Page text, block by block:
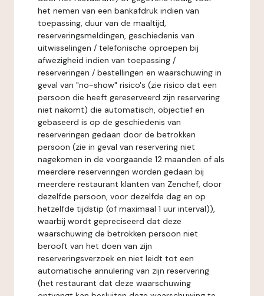
het nemen van een bankafdruk indien van
toepassing, duur van de maaltijd,
reserveringsmeldingen, geschiedenis van
uitwisselingen / telefonische oproepen bij
afwezigheid indien van toepassing /
reserveringen / bestellingen en waarschuwing in
geval van "no-show" risico's (zie risico dat een
persoon die heeft gereserveerd zijn reservering
niet nakomt) die automatisch, objectief en
gebaseerd is op de geschiedenis van
reserveringen gedaan door de betrokken
persoon (zie in geval van reservering niet
nagekomen in de voorgaande 12 maanden of als
meerdere reserveringen worden gedaan bij
meerdere restaurant klanten van Zenchef, door
dezelfde persoon, voor dezelfde dag en op
hetzelfde tijdstip (of maximaal 1 uur interval)),
waarbij wordt gepreciseerd dat deze
waarschuwing de betrokken persoon niet
berooft van het doen van zijn
reserveringsverzoek en niet leidt tot een
automatische annulering van zijn reservering
(het restaurant dat deze waarschuwing